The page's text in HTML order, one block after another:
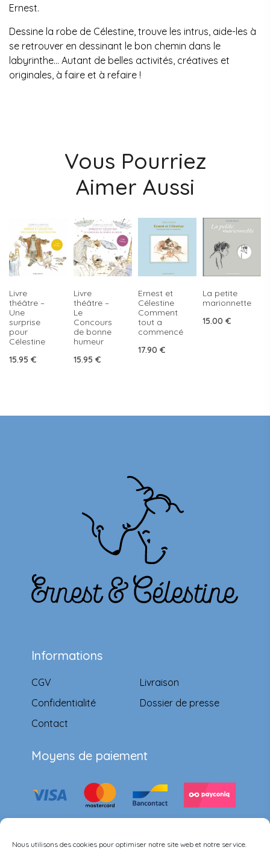
Nous utilisons des cookies pour optimiser notre site web et notre service.
Ernest.
Dessine la robe de Célestine, trouve les intrus, aide-les à
se retrouver en dessinant le bon chemin dans le
labyrinthe… Autant de belles activités, créatives et
originales, à faire et à refaire !
Vous Pourriez
Aimer Aussi
Livre
théâtre –
Une
surprise
pour
Célestine
15.95 €
Livre
théâtre –
Le
Concours
de bonne
humeur
15.95 €
Ernest et
Célestine
Comment
tout a
commencé
17.90 €
La petite
marionnette
15.00 €
Informations
CGV
Confidentialité
Contact
Livraison
Dossier de presse
Moyens de paiement